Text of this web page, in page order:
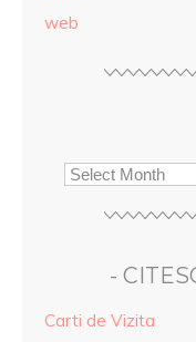
web
-
Carti de Vizita